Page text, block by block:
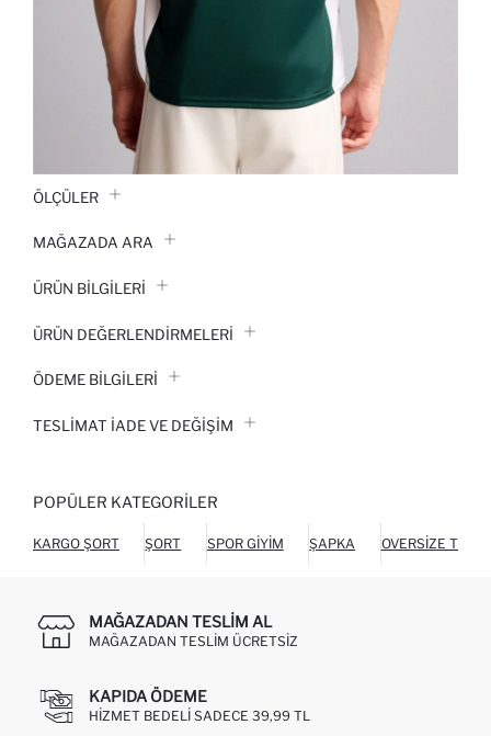
ÖLÇÜLER
MAĞAZADA ARA
ÜRÜN BILGILERI
ÜRÜN DEĞERLENDİRMELERİ
ÖDEME BİLGİLERİ
TESLIMAT İADE VE DEĞIŞIM
POPÜLER KATEGORILER
KARGO ŞORT ŞORT SPOR GIYIM ŞAPKA OVERSIZE
MAĞAZADAN TESLIM AL
MAĞAZADAN TESLIM ÜCRETSIZ
KAPIDA ÖDEME
HIZMET BEDELI SADECE 39,99 TL